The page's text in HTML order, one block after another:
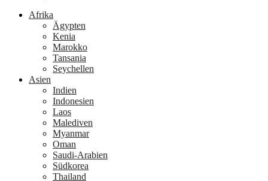
Afrika
Ägypten
Kenia
Marokko
Tansania
Seychellen
Asien
Indien
Indonesien
Laos
Malediven
Myanmar
Oman
Saudi-Arabien
Südkorea
Thailand